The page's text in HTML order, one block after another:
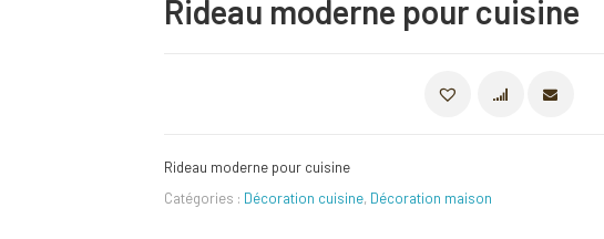
Rideau moderne pour cuisine
COMPARER
Rideau moderne pour cuisine
Catégories : Décoration cuisine, Décoration maison